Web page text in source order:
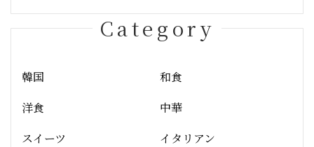
Category
韓国
和食
洋食
中華
スイーツ
イタリアン